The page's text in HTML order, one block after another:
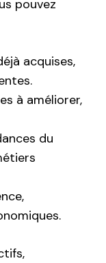
pouvez
acquises,
à améliorer,
du